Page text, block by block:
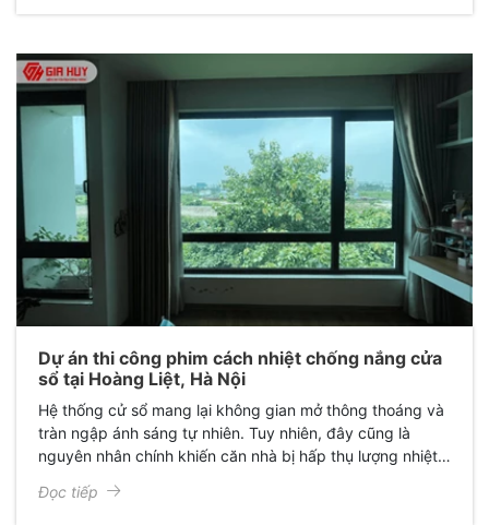
Hoàng Linh tại Hưng Yên, mang lại một diện mạo hoàn
Dự án thi công phim cách nhiệt chống nắng cửa
sổ tại Hoàng Liệt, Hà Nội
Hệ thống cử sổ mang lại không gian mở thông thoáng và
tràn ngập ánh sáng tự nhiên. Tuy nhiên, đây cũng là
nguyên nhân chính khiến căn nhà bị hấp thụ lượng nhiệt
tiền.
Đọc tiếp